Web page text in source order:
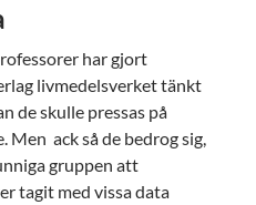
har gjort
livmedelsverket tänkt
de skulle pressas på
ack så de bedrog sig,
gruppen att
tagit med vissa data